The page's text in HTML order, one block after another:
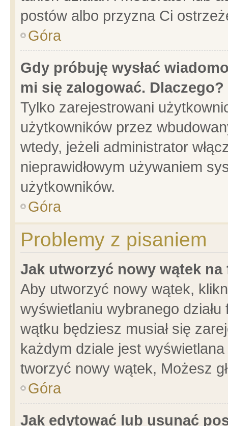
postów albo przyzna Ci
Góra
Gdy próbuję wysłać
mi się zalogować. Dlaczego?
Tylko zarejestrowani
użytkowników przez
wtedy, jeżeli administrator
nieprawidłowym używaniem
użytkowników.
Góra
Problemy z pisaniem
Jak utworzyć nowy wątek na
Aby utworzyć nowy wątek,
wyświetlaniu wybranego
wątku będziesz musiał się
każdym dziale jest
tworzyć nowy wątek, Możesz
Góra
Jak edytować lub usunąć